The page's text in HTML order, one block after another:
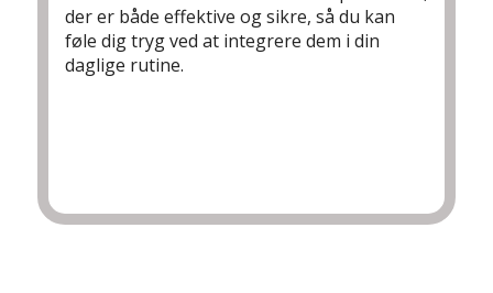
der er både effektive og sikre, så du kan
føle dig tryg ved at integrere dem i din
daglige rutine.